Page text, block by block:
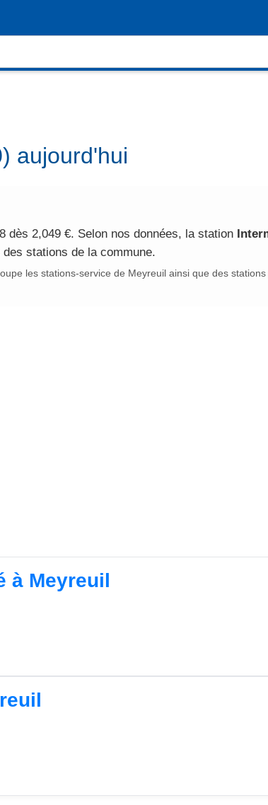
aujourd'hui
dès 2,049 €. Selon nos données, la station
stations de la commune.
les stations-service de Meyreuil ainsi que des
à Meyreuil